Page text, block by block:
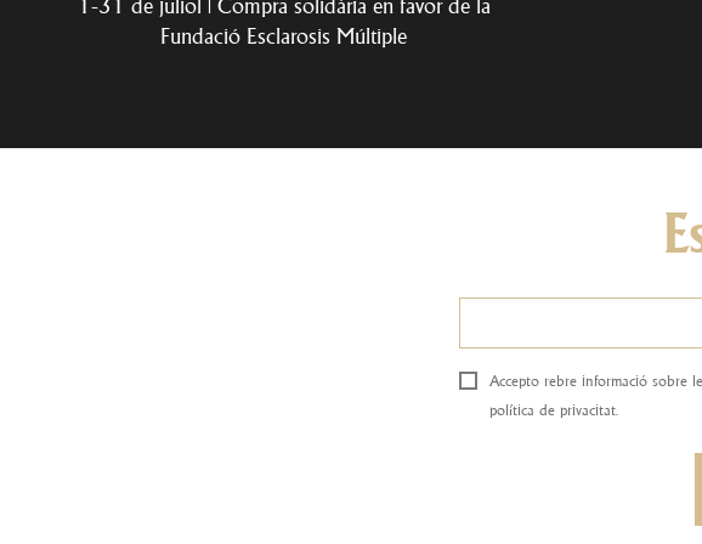
Fundació Esclarosis Múltiple
Accepto rebre informació sobre
política de privacitat.